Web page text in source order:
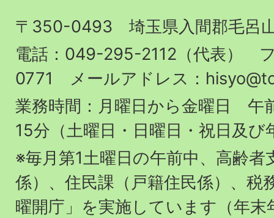
町
役
場
〒350-0493 埼玉県入間郡毛呂
電話：049-295-2112（代表）
0771 メールアドレス：
業務時間：月曜日から金曜日 午
15分（土曜日・日曜日・祝日及び
※毎月第1土曜日の午前中、高齢者
係）、住民課（戸籍住民係）、税
曜開庁」を実施しています（年末